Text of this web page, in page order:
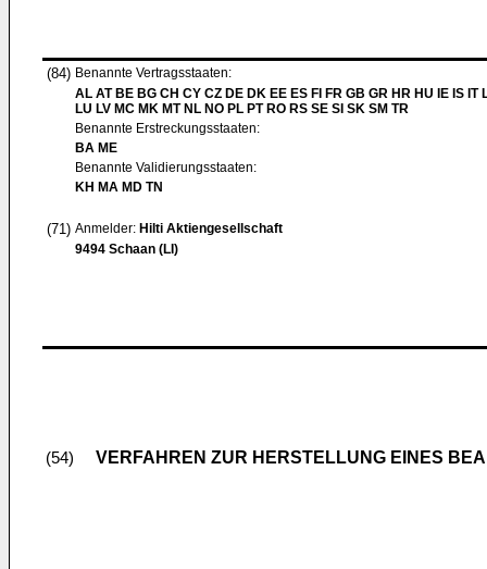
(84) Benannte Vertragsstaaten:
AL AT BE BG CH CY CZ DE DK EE ES FI FR GB GR HR HU IE IS IT
LU LV MC MK MT NL NO PL PT RO RS SE SI SK SM TR
Benannte Erstreckungsstaaten:
BA ME
Benannte Validierungsstaaten:
KH MA MD TN
(71) Anmelder: Hilti Aktiengesellschaft
9494 Schaan (LI)
(54) VERFAHREN ZUR HERSTELLUNG EINES